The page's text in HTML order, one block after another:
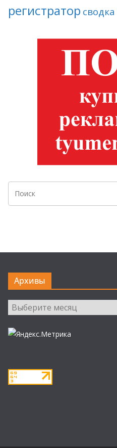
регистратор сводка
Архивы
Архивы